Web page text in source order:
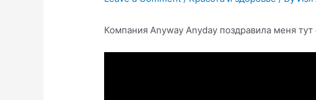
Компания Anyway Anyday поздравила меня